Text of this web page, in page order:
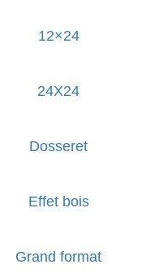
12×24
24X24
Dosseret
Effet bois
Grand format